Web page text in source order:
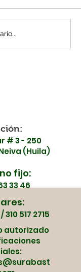
por tu
y la
# 3 - 250
(Huila)
fijo:
33 46
/310 517 2715
autorizado